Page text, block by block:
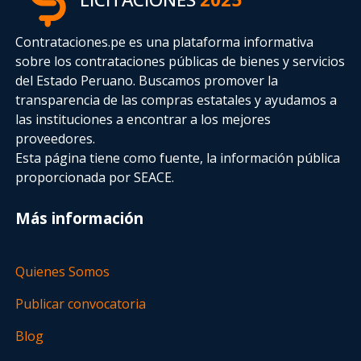
Contrataciones.pe es una plataforma informativa
sobre los contrataciones públicas de bienes y servicios
del Estado Peruano. Buscamos promover la
transparencia de las compras estatalesy ayudamos a
las instituciones a encontrar a los mejores
proveedores.
Esta página tiene como fuente, la información pública
proporcionada por SEACE.
Más información
Quienes Somos
Publicar convocatoria
Blog